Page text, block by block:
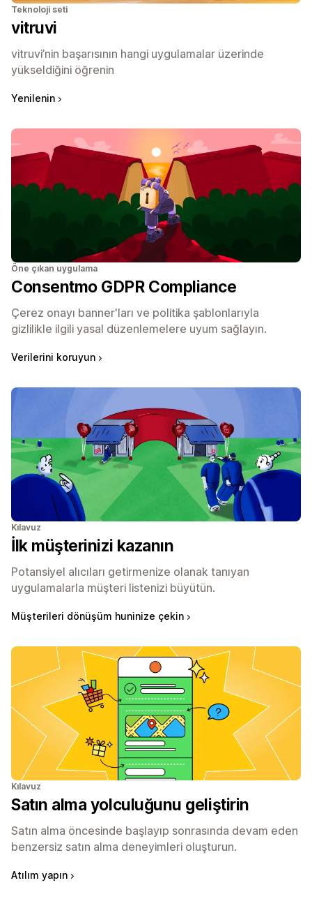
Teknoloji seti
vitruvi
vitruvi’nin başarısının hangi uygulamalar üzerinde
yükseldiğini öğrenin
Yenilenin
Öne çıkan uygulama
Consentmo GDPR Compliance
Çerez onayı banner'ları ve politika şablonlarıyla
gizlilikle ilgili yasal düzenlemelere uyum sağlayın.
Verilerini koruyun
Kılavuz
İlk müşterinizi kazanın
Potansiyel alıcıları getirmenize olanak tanıyan
uygulamalarla müşteri listenizi büyütün.
Müşterileri dönüşüm huninize çekin
Kılavuz
Satın alma yolculuğunu geliştirin
Satın alma öncesinde başlayıp sonrasında devam eden
benzersiz satın alma deneyimleri oluşturun.
Atılım yapın